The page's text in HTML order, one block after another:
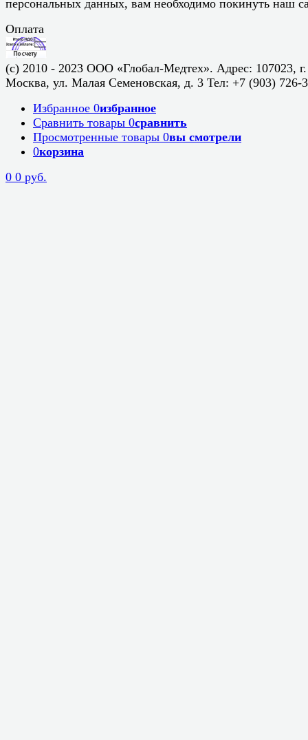
персональных данных, вам необходимо покинуть наш
Оплата
(c) 2010 - 2023 ООО «Глобал-Медтех». Адрес: 107023, г.
Москва, ул. Малая Семеновская, д. 3 Тел: +7 (903) 726-
Избранное 0избранное
Сравнить товары 0сравнить
Просмотренные товары 0вы смотрели
0корзина
0 0 руб.